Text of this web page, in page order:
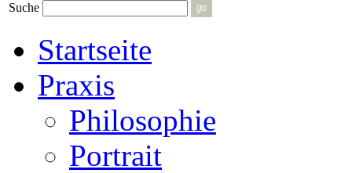
Suche
Startseite
Praxis
Philosophie
Portrait